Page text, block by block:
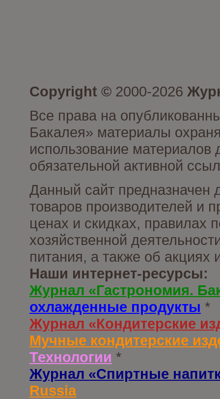
Copyright © 2000-2026
Все права на
Бакалея» материалы
использование материалов
обязательной активной
Данный сайт предназначен
товаров производителей и
ценах и скидках, правилах
хозяйственной
питания, а также об
Наши интернет-ресурсы:
Журнал «Гастрономия.
охлажденные продукты *
Журнал «Кондитерские
Мучные кондитерские
Технологии *
Журнал «Спиртные
Russia